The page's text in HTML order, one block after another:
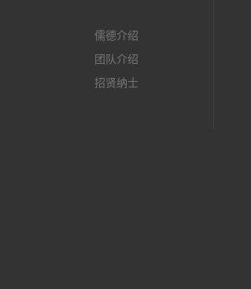
儒德介绍
团队介绍
招贤纳士